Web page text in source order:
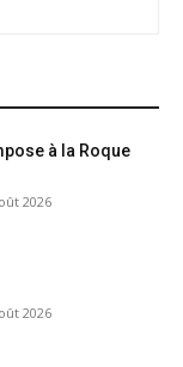
à la Roque
2026
2026